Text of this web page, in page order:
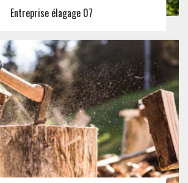
Entreprise élagage 07